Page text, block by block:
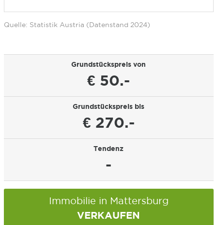
Quelle: Statistik Austria (Datenstand 2024)
Grundstückspreis von
€ 50.-
Grundstückspreis bis
€ 270.-
Tendenz
-
Immobilie in Mattersburg
VERKAUFEN